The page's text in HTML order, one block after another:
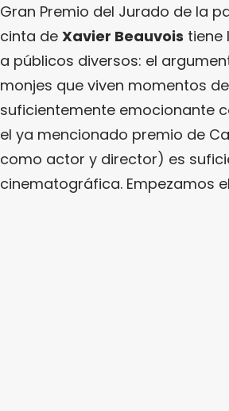
Gran Premio del Jurado de la
cinta de Xavier Beauvois tiene
a públicos diversos: el
monjes que viven momentos
suficientemente emocionante
el ya mencionado premio de
como actor y director) es
cinematográfica. Empezamos